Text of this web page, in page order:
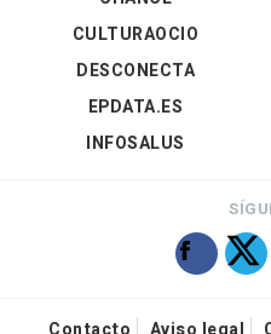
CULTURAOCIO
DESCONECTA
EPDATA.ES
INFOSALUS